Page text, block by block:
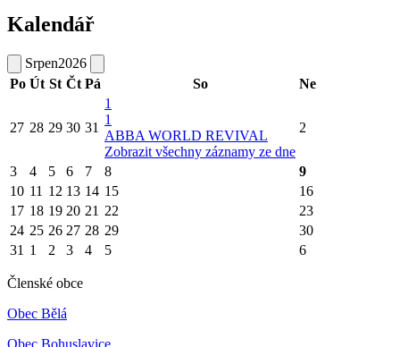
Kalendář
Srpen2026
Po Út St Čt Pá So Ne
27 28 29 30 31
1
1
ABBA WORLD REVIVAL
Zobrazit všechny záznamy ze dne
2
3 4 5 6 7 8
9
10 11 12 13 14 15
16
17 18 19 20 21 22
23
24 25 26 27 28 29
30
31 1 2 3 4 5 6
Členské obce
Obec Bělá